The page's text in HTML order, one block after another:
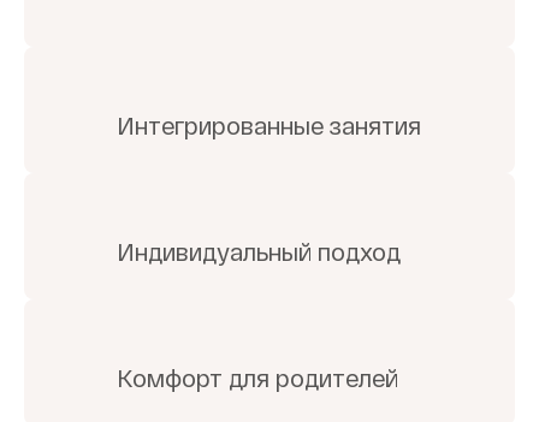
Интегрированные занятия
Индивидуальный подход
Комфорт для родителей